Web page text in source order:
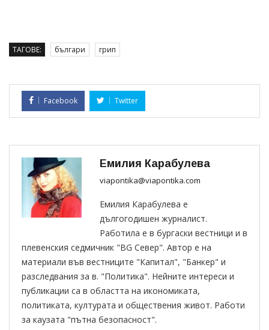
ТАГОВЕ: българи грип
Facebook Twitter
Емилия Карабулева
viapontika@viapontika.com
Емилия Карабулева е
дългогодишен журналист.
Работила е в бургаски вестници и в
плевенския седмичник "BG Север". Автор е на
материали във вестниците "Капитал", "Банкер" и
разследвания за в. "Политика". Нейните интереси и
публикации са в областта на икономиката,
политиката, културата и обществения живот. Работи
за каузата "пътна безопасност".